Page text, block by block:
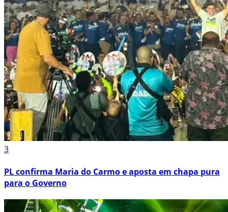
3
PL confirma Maria do Carmo e aposta em chapa pura
para o Governo